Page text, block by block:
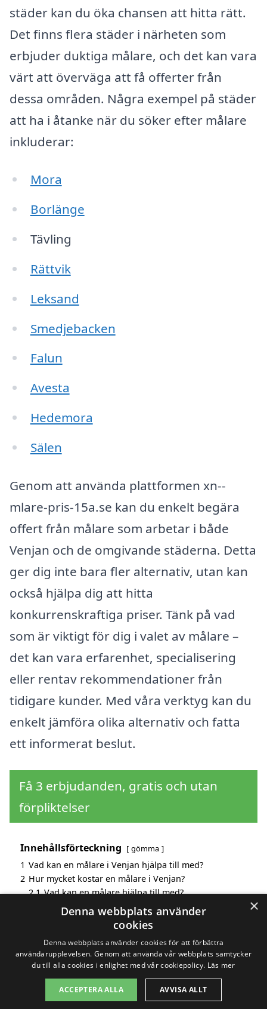
städer kan du öka chansen att hitta rätt.
Det finns flera städer i närheten som
erbjuder duktiga målare, och det kan vara
värt att överväga att få offerter från
dessa områden. Några exempel på städer
att ha i åtanke när du söker efter målare
inkluderar:
Mora
Borlänge
Tävling
Rättvik
Leksand
Smedjebacken
Falun
Avesta
Hedemora
Sälen
Genom att använda plattformen xn--
mlare-pris-15a.se kan du enkelt begära
offert från målare som arbetar i både
Venjan och de omgivande städerna. Detta
ger dig inte bara fler alternativ, utan kan
också hjälpa dig att hitta
konkurrenskraftiga priser. Tänk på vad
som är viktigt för dig i valet av målare –
det kan vara erfarenhet, specialisering
eller rentav rekommendationer från
tidigare kunder. Med våra verktyg kan du
enkelt jämföra olika alternativ och fatta
ett informerat beslut.
Få 3 erbjudanden, gratis och utan
förpliktelser
Innehållsförteckning gömma
1 Vad kan en målare i Venjan hjälpa till med?
2 Hur mycket kostar en målare i Venjan?
2.1 Vad kan en målare hjälpa till med?
Fördelar med att välja målare i Venjan
Sök efter en skicklig målare i de omgivande städerna
Copyright 2026 - Pilanto Aps
×
Denna webbplats använder
cookies
Denna webbplats använder cookies för att förbättra
användarupplevelsen. Genom att använda vår webbplats samtycker
du till alla cookies i enlighet med vår cookiepolicy. Läs mer
ACCEPTERA ALLA AVVISA ALLT